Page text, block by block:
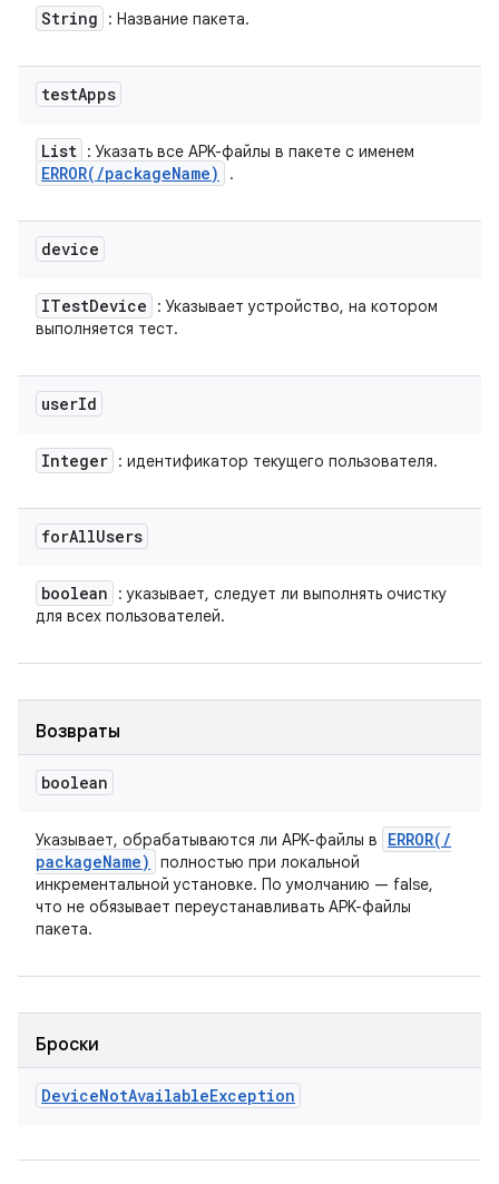
String : Название пакета.
testApps
List : Указать все APK-файлы в пакете с именем
ERROR( /packageName) .
device
ITestDevice
: Указывает устройство, на котором
выполняется тест.
userId
Integer : идентификатор текущего пользователя.
forAllUsers
boolean
: указывает, следует ли выполнять очистку
для всех пользователей.
Возвраты
boolean
Указывает, обрабатываются ли APK-файлы в ERROR( /
packageName)
полностью при локальной
инкрементальной установке. По умолчанию — false,
что не обязывает переустанавливать APK-файлы
пакета.
Броски
DeviceNotAvailableException